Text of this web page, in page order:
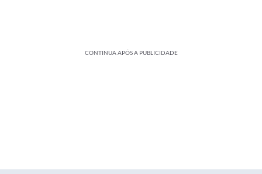
CONTINUA APÓS A PUBLICIDADE